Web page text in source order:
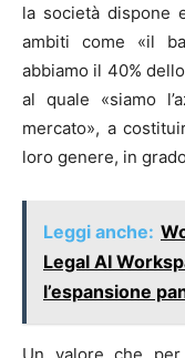
la società dispone
ambiti come «il
abbiamo il 40%
al quale «siamo
mercato», a
loro genere, in
Leggi anche:
Legal AI
l’espansione